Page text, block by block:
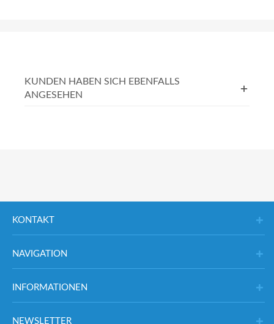
KUNDEN HABEN SICH EBENFALLS
ANGESEHEN
KONTAKT
NAVIGATION
INFORMATIONEN
NEWSLETTER